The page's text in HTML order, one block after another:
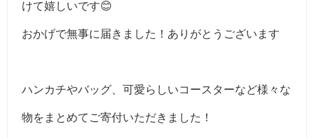
けて嬉しいです😊
おかげで無事に届きました！ありがとうございます
ハンカチやバッグ、可愛らしいコースターなど様々な
物をまとめてご寄付いただきました！